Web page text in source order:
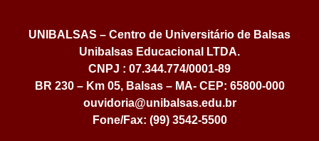
UNIBALSAS – Centro de Universitário de Balsas
Unibalsas Educacional LTDA.
CNPJ : 07.344.774/0001-89
BR 230 – Km 05, Balsas – MA- CEP: 65800-000
ouvidoria@unibalsas.edu.br
Fone/Fax: (99) 3542-5500